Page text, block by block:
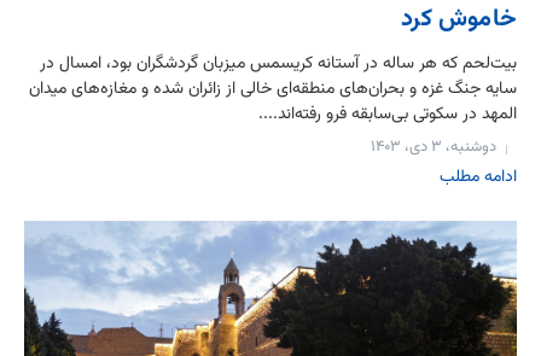
خاموش کرد
بیت‌لحم که هر ساله در آستانه کریسمس میزبان گردشگران بود، امسال در
سایه جنگ غزه و بحران‌های منطقه‌ای خالی از زائران شده و مغازه‌های میدان
المهد در سکوتی بی‌سابقه فرو رفته‌اند....
دوشنبه، ۳ دی، ۱۴۰۳
ادامه مطلب